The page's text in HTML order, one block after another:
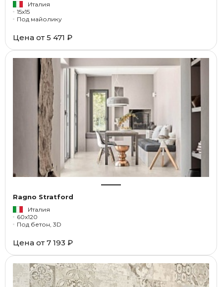
Италия
15x15
Под майолику
Цена от 5 471 ₽
Ragno Stratford
Италия
60x120
Под бетон, 3D
Цена от 7 193 ₽